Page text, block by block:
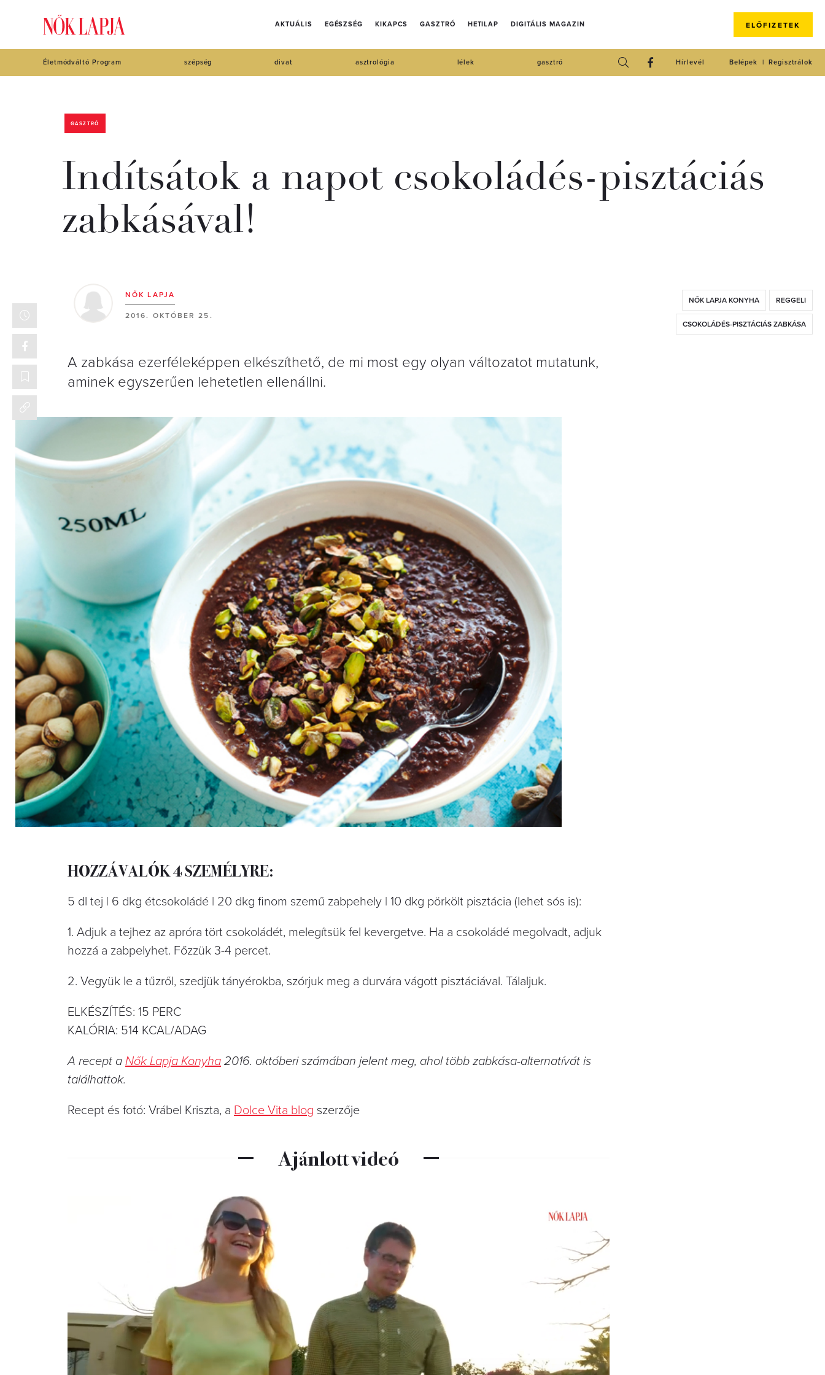
AKTUÁLIS EGÉSZSÉG KIKAPCS GASZTRÓ HETILAP DIGITÁLIS MAGAZIN ELŐFIZETEK
Életmódváltó Program szépség divat asztrológia lélek gasztró Regisztrálok
Belépek
Hírlevél
GASZTRÓ
Indítsátok a napot csokoládés-pisztáciás
zabkásával!
NŐK LAPJA
2016. OKTÓBER 25.
NŐK LAPJA KONYHA REGGELI
CSOKOLÁDÉS-PISZTÁCIÁS ZABKÁSA
A zabkása ezerféleképpen elkészíthető, de mi most egy olyan változatot mutatunk,
aminek egyszerűen lehetetlen ellenállni.
HOZZÁVALÓK 4 SZEMÉLYRE:
5 dl tej | 6 dkg étcsokoládé | 20 dkg ﬁnom szemű zabpehely | 10 dkg pörkölt pisztácia (lehet sós is):
1. Adjuk a tejhez az apróra tört csokoládét, melegítsük fel kevergetve. Ha a csokoládé megolvadt, adjuk
hozzá a zabpelyhet. Főzzük 3-4 percet.
2. Vegyük le a tűzről, szedjük tányérokba, szórjuk meg a durvára vágott pisztáciával. Tálaljuk.
ELKÉSZÍTÉS: 15 PERC
KALÓRIA: 514 KCAL/ADAG
A recept a Nők Lapja Konyha 2016. októberi számában jelent meg, ahol több zabkása-alternatívát is
találhattok.
Recept és fotó: Vrábel Kriszta, a Dolce Vita blog szerzője
Ajánlott videó